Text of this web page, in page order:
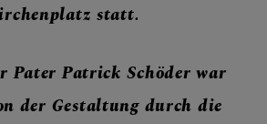
statt.
Pater Patrick Schöder war
der Gestaltung durch die